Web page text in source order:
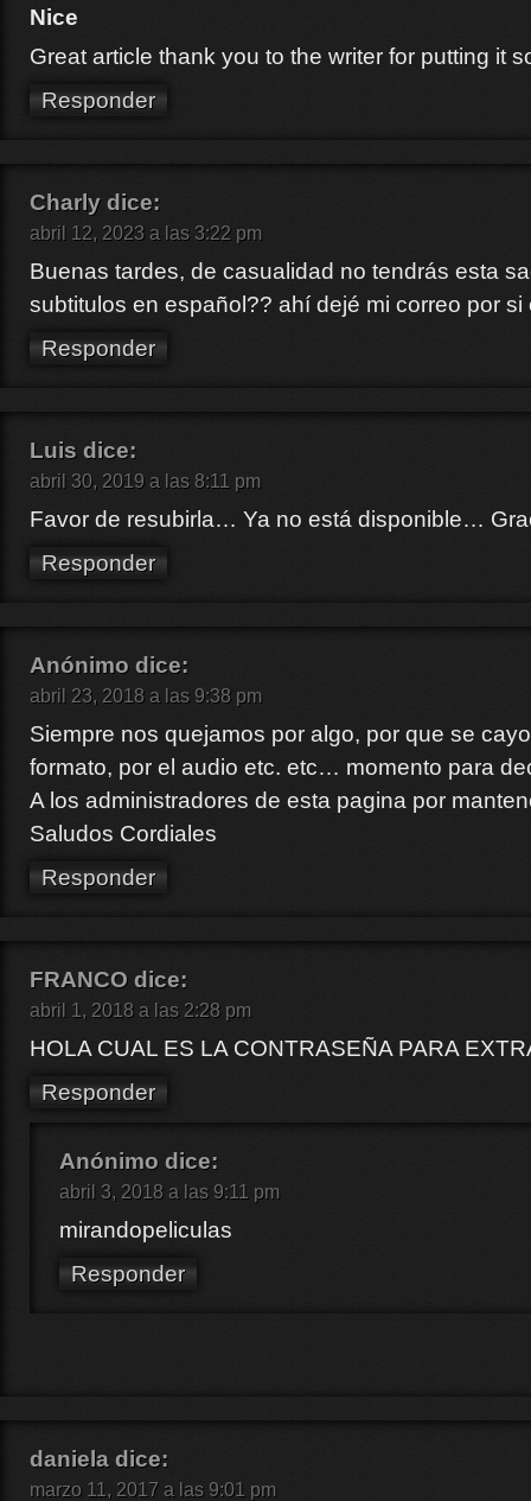
Nice
Great article thank you to the writer for putting it
Responder
Charly dice:
abril 12, 2023 a las 3:22 pm
Buenas tardes, de casualidad no tendrás esta
subtitulos en español?? ahí dejé mi correo por
Responder
Luis dice:
abril 30, 2019 a las 8:11 pm
Favor de resubirla… Ya no está disponible…
Responder
Anónimo dice:
abril 23, 2018 a las 9:38 pm
Siempre nos quejamos por algo, por que se
formato, por el audio etc. etc… momento para
A los administradores de esta pagina por
Saludos Cordiales
Responder
FRANCO dice:
abril 1, 2018 a las 2:28 pm
HOLA CUAL ES LA CONTRASEÑA PARA
Responder
Anónimo dice:
abril 3, 2018 a las 9:11 pm
mirandopeliculas
Responder
daniela dice:
marzo 11, 2017 a las 9:01 pm